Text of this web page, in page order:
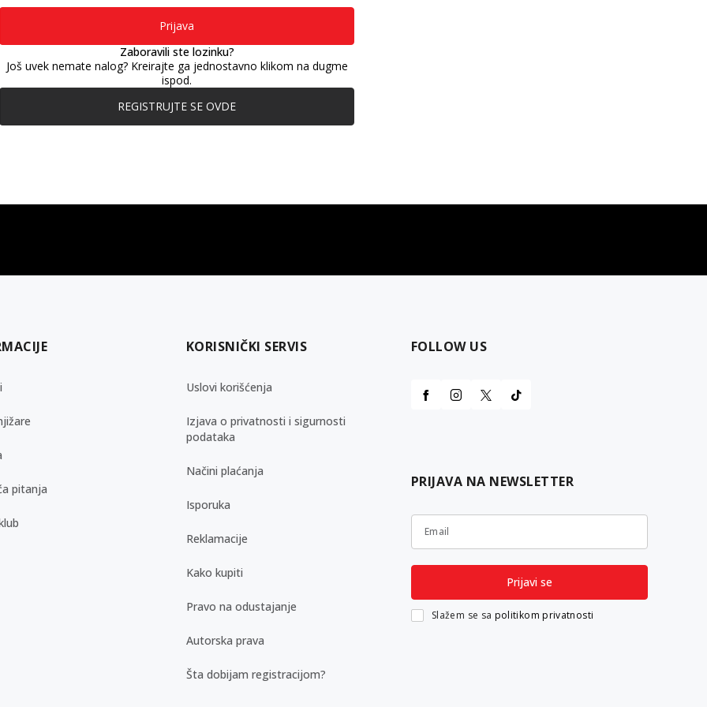
Prijava
Zaboravili ste lozinku?
Još uvek nemate nalog? Kreirajte ga jednostavno klikom na dugme
ispod.
REGISTRUJTE SE OVDE
pitanja
KORISNIČKI SERVIS
Uslovi korišćenja
Izjava o privatnosti i sigurnosti
podataka
Načini plaćanja
Isporuka
Reklamacije
Kako kupiti
Pravo na odustajanje
Autorska prava
Šta dobijam registracijom?
FOLLOW US
PRIJAVA NA NEWSLETTER
Email
Prijavi se
Slažem se sa politikom privatnosti